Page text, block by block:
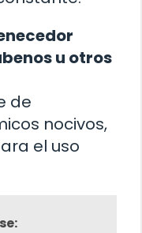
u otros
de
nocivos,
el uso